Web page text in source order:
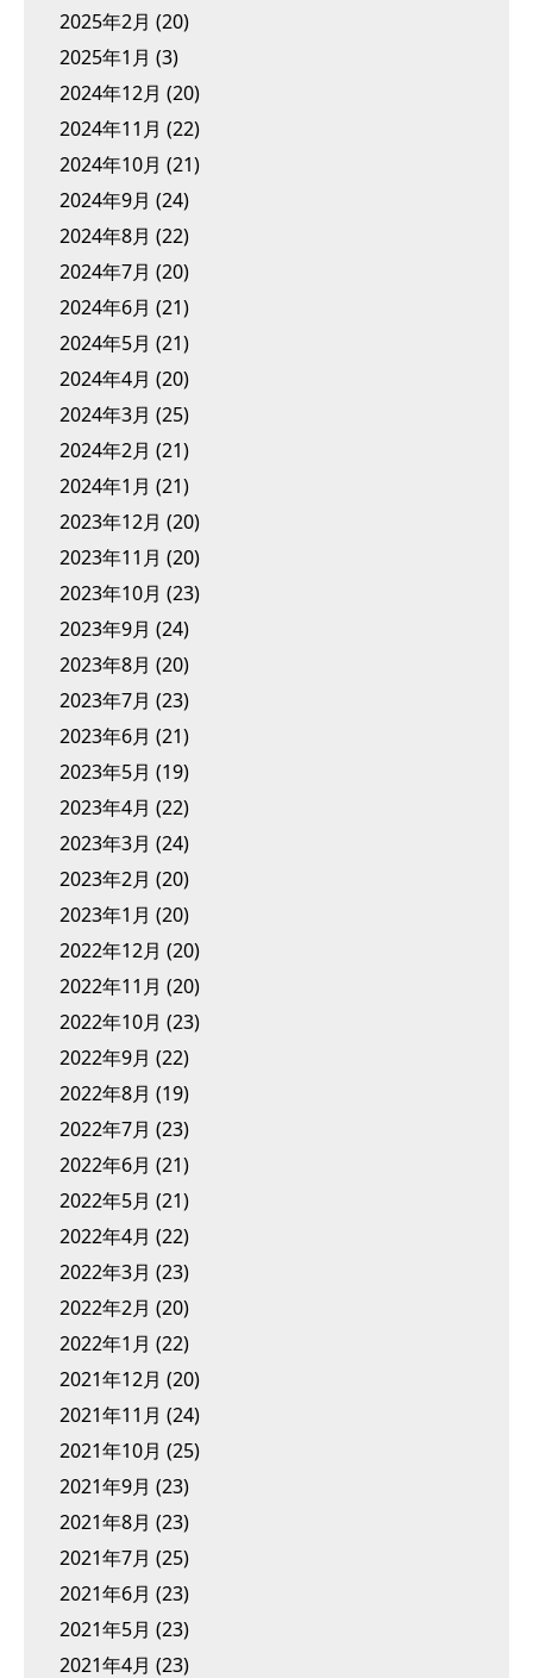
2025年2月 (20)
2025年1月 (3)
2024年12月 (20)
2024年11月 (22)
2024年10月 (21)
2024年9月 (24)
2024年8月 (22)
2024年7月 (20)
2024年6月 (21)
2024年5月 (21)
2024年4月 (20)
2024年3月 (25)
2024年2月 (21)
2024年1月 (21)
2023年12月 (20)
2023年11月 (20)
2023年10月 (23)
2023年9月 (24)
2023年8月 (20)
2023年7月 (23)
2023年6月 (21)
2023年5月 (19)
2023年4月 (22)
2023年3月 (24)
2023年2月 (20)
2023年1月 (20)
2022年12月 (20)
2022年11月 (20)
2022年10月 (23)
2022年9月 (22)
2022年8月 (19)
2022年7月 (23)
2022年6月 (21)
2022年5月 (21)
2022年4月 (22)
2022年3月 (23)
2022年2月 (20)
2022年1月 (22)
2021年12月 (20)
2021年11月 (24)
2021年10月 (25)
2021年9月 (23)
2021年8月 (23)
2021年7月 (25)
2021年6月 (23)
2021年5月 (23)
2021年4月 (23)